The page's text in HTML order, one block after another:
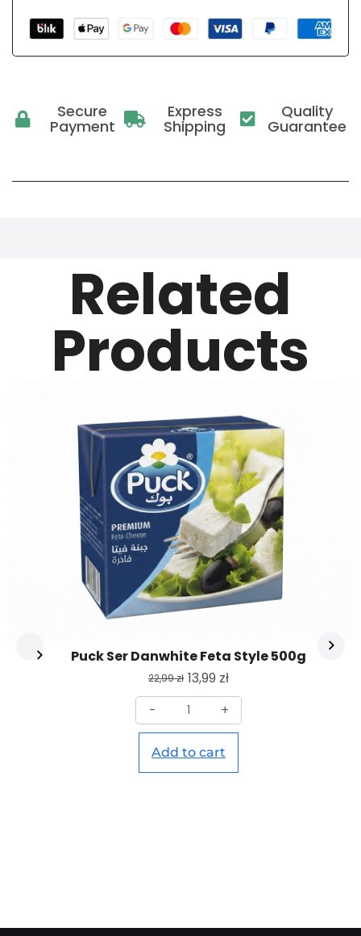
Secure
Payment
Express
Shipping
Quality
Guarantee
Related
Products
Puck Ser Danwhite Feta Style 500g
22,99zł 13,99 zł
-
+
Add to cart